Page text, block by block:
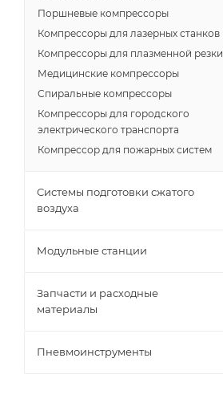
Поршневые компрессоры
Компрессоры для лазерных станков
Компрессоры для плазменной резки
Медицинские компрессоры
Спиральные компрессоры
Компрессоры для городского
электрического транспорта
Компрессор для пожарных систем
Системы подготовки сжатого
воздуха
Модульные станции
Запчасти и расходные
материалы
Пневмоинструменты